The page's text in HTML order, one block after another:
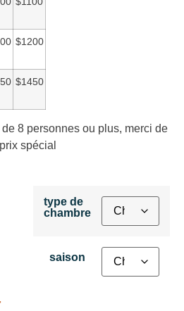
$1200
$1450
8 personnes ou plus, merci de
spécial
type de
chambre
saison